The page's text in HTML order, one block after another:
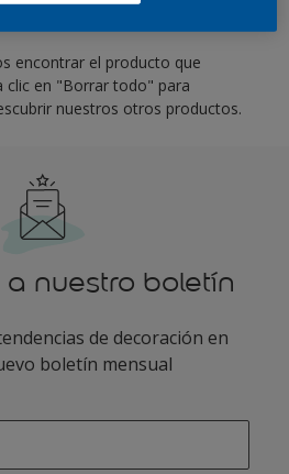
encontrar el producto que
clic en "Borrar todo" para
nuestros otros productos.
nuestro boletín
de decoración en
boletín mensual